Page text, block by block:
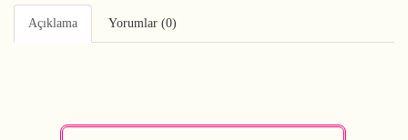
Açıklama Yorumlar (0)